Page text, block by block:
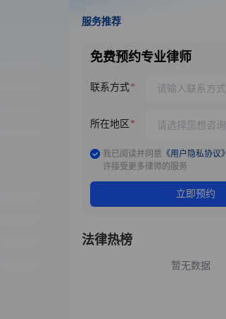
服务推荐
免费预约专业律师
联系方式
所在地区
我已阅读并同意 《用户隐私协议》
许接受更多律师的服务
立即预约
法律热榜
暂无数据